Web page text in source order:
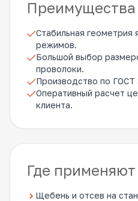
Преимущества
Стабильная геометрия
режимов.
Большой выбор
проволоки.
Производство по ГОСТ
Оперативный расчет
клиента.
Где применяют
Щебень и отсев на